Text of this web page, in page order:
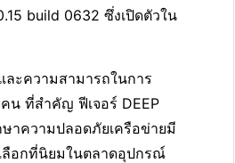
build 0632 ซึ่งเปิดตัวใน
ละความสามารถในการ
น ที่สำคัญ ฟีเจอร์ DEEP
ษาความปลอดภัยเครือข่ายมี
ลือกที่นิยมในตลาดอุปกรณ์